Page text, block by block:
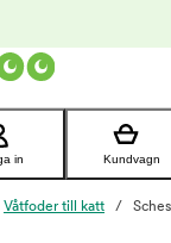
in Kundvagn
Våtfoder till katt